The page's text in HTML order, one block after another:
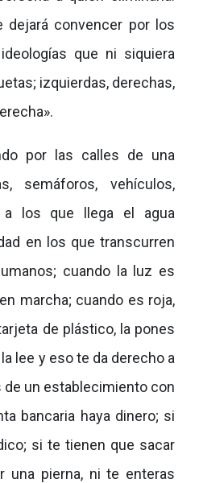
dejará convencer por los
que ni siquiera
izquierdas, derechas,
por las calles de una
semáforos, vehículos,
a los que llega el agua
en los que transcurren
cuando la luz es
marcha; cuando es roja,
de plástico, la pones
lee y eso te da derecho a
de un establecimiento con
bancaria haya dinero; si
si te tienen que sacar
una pierna, ni te enteras